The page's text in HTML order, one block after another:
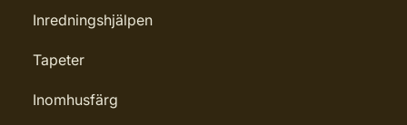
Inredningshjälpen
Tapeter
Inomhusfärg